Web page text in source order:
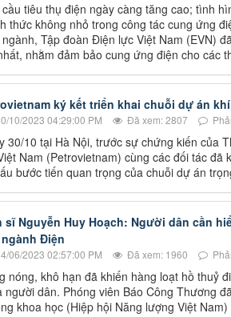
cầu tiêu thụ điện ngày càng tăng cao; tình
thức không nhỏ trong công tác cung ứng
Tập đoàn Điện lực Việt Nam (EVN)
nhằm đảm bảo cung ứng điện cho các
ký kết triển khai chuỗi dự án
10/2023 04:29:00 PM Đã xem: 2807
30/10 tại Hà Nội, trước sự chứng kiến của
Nam (Petrovietnam) cùng các đối tác
bước tiến quan trọng của chuỗi dự án
sĩ Nguyễn Huy Hoạch: Người dân cần
Điện
06/2023 02:57:00 PM Đã xem: 1960
nóng, khô hạn đã khiến hàng loạt hồ thuỷ
người dân. Phóng viên Báo Công Thương
khoa học (Hiệp hội Năng lượng Việt